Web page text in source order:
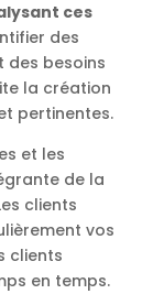
ces
des
des besoins
la création
pertinentes.
et les
de la
clients
vos
clients
en temps.